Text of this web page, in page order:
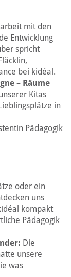
mit den
Entwicklung
spricht
bei kidéal.
– Räume
Kitas
in
Pädagogik
oder ein
uns
kompakt
Pädagogik
Die
unsere
was